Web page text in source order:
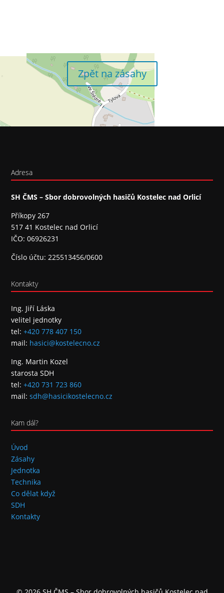
Zpět na zásahy
Adresa
SH ČMS – Sbor dobrovolných hasičů Kostelec nad Orlicí
Příkopy 267
517 41 Kostelec nad Orlicí
IČO: 06926231
Číslo účtu: 225513456/0600
Kontakty
Ing. Jiří Láska
velitel jednotky
tel:+420 778 407 150
mail: hasici@kostelecno.cz
Ing. Martin Kozel
starosta SDH
tel:+420 731 723 860
mail:sdh@hasicikostelecno.cz
Kam dál?
Úvod
Zásahy
Jednotka
Technika
Co dělat když
SDH
Kontakty